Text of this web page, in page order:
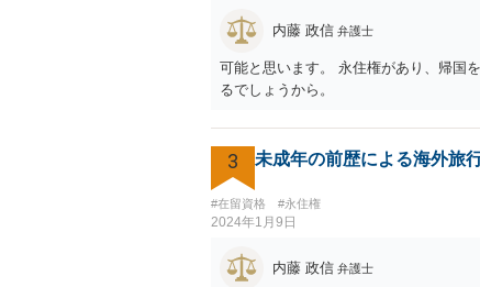
内藤 政信 弁護士
可能と思います。 永住権があり、帰国
るでしょうから。
3 未成年の前歴による海外旅
#在留資格 #永住権
2024年1月9日
内藤 政信 弁護士